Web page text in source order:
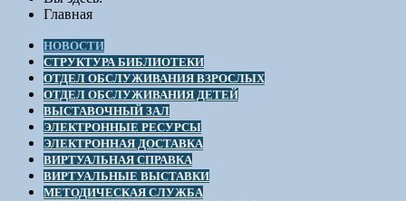
Главная
НОВОСТИ
СТРУКТУРА БИБЛИОТЕКИ
ОТДЕЛ ОБСЛУЖИВАНИЯ ВЗРОСЛЫХ
ОТДЕЛ ОБСЛУЖИВАНИЯ ДЕТЕЙ
ВЫСТАВОЧНЫЙ ЗАЛ
ЭЛЕКТРОННЫЕ РЕСУРСЫ
ЭЛЕКТРОННАЯ ДОСТАВКА
ВИРТУАЛЬНАЯ СПРАВКА
ВИРТУАЛЬНЫЕ ВЫСТАВКИ
МЕТОДИЧЕСКАЯ СЛУЖБА